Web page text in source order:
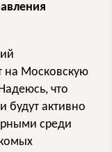
на Московскую
что
будут активно
среди